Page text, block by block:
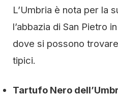
L’Umbria è nota per la
l’abbazia di San Pietro
dove si possono
tipici.
Tartufo Nero